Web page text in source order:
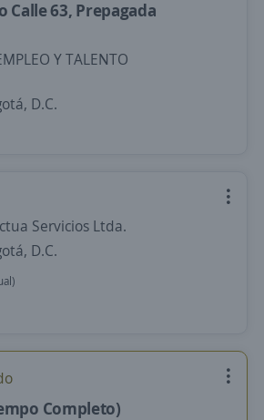
Calle 63, Prepagada
Y TALENTO
D.C.
Servicios Ltda.
D.C.
Completo)